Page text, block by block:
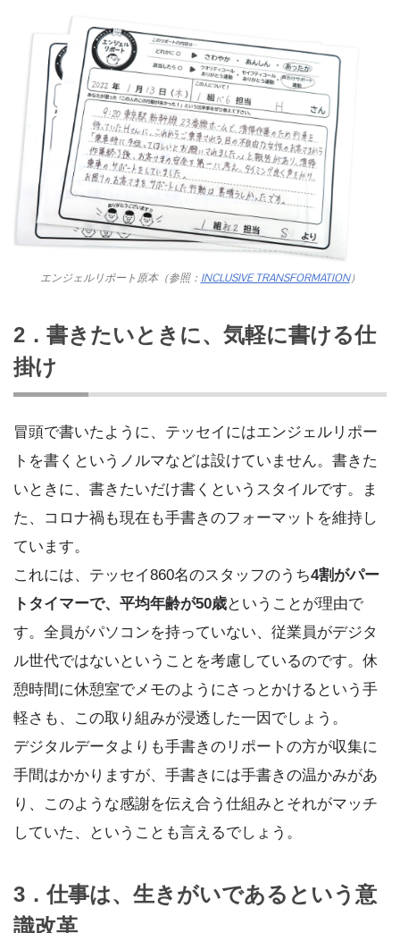
エンジェルリポート原本（参照： INCLUSIVE TRANSFORMATION）
2．書きたいときに、気軽に書ける仕
掛け
冒頭で書いたように、テッセイにはエンジェルリポー
トを書くというノルマなどは設けていません。書きた
いときに、書きたいだけ書くというスタイルです。ま
た、コロナ禍も現在も手書きのフォーマットを維持し
ています。
これには、テッセイ860名のスタッフのうち4割がパー
トタイマーで、平均年齢が50歳ということが理由で
す。全員がパソコンを持っていない、従業員がデジタ
ル世代ではないということを考慮しているのです。休
憩時間に休憩室でメモのようにさっとかけるという手
軽さも、この取り組みが浸透した一因でしょう。
デジタルデータよりも手書きのリポートの方が収集に
手間はかかりますが、手書きには手書きの温かみがあ
り、このような感謝を伝え合う仕組みとそれがマッチ
していた、ということも言えるでしょう。
3．仕事は、生きがいであるという意
識改革